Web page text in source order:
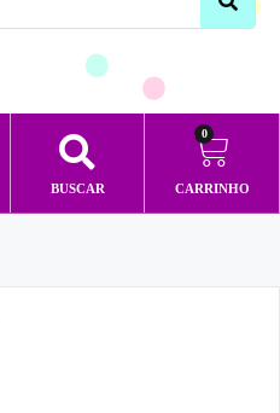
BUSCAR
0
CARRINHO